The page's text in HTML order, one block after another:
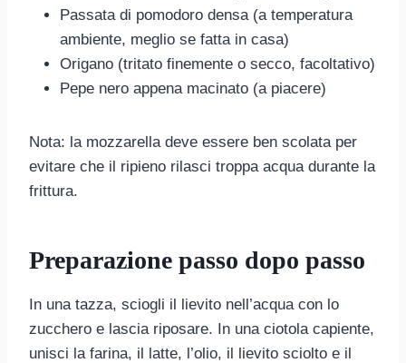
Passata di pomodoro densa (a temperatura
ambiente, meglio se fatta in casa)
Origano (tritato finemente o secco, facoltativo)
Pepe nero appena macinato (a piacere)
Nota: la mozzarella deve essere ben scolata per
evitare che il ripieno rilasci troppa acqua durante la
frittura.
Preparazione passo dopo passo
In una tazza, sciogli il lievito nell’acqua con lo
zucchero e lascia riposare. In una ciotola capiente,
unisci la farina, il latte, l’olio, il lievito sciolto e il